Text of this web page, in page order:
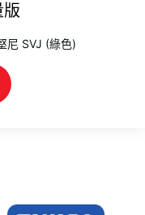
尼 SVJ (綠色)